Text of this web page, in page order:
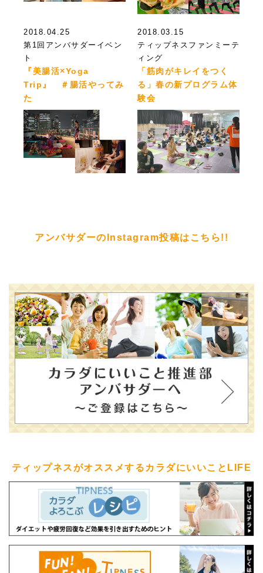
2018.04.25
第1回アンバサダーイベン
ト
『美腸活×Yoga
Trip』 ＃腸活やってみ
た
2018.03.15
ティップネスファンミーテ
ィング
「筋肉がキレイをつく
る」春の新プログラム体
験会
アンバサダーのInstagram投稿はこちら!!
ティップネスがオススメするカラダにいいことLIFE